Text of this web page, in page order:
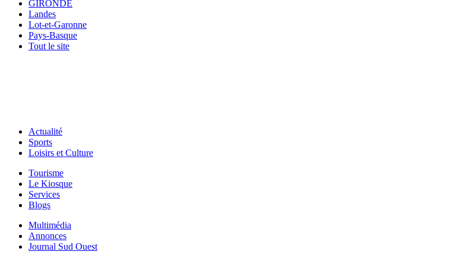
GIRONDE
Landes
Lot-et-Garonne
Pays-Basque
Tout le site
Actualité
Sports
Loisirs et Culture
Tourisme
Le Kiosque
Services
Blogs
Multimédia
Annonces
Journal Sud Ouest